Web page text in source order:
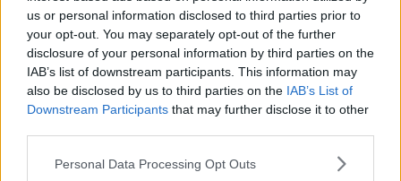
us or personal information disclosed to third parties prior to
your opt-out. You may separately opt-out of the further
disclosure of your personal information by third parties on the
IAB’s list of downstream participants. This information may
also be disclosed by us to third parties on the IAB’s List of
Downstream Participants that may further disclose it to other
Personal Data Processing Opt Outs
Presentata la prima maglia del Galles 26-28
firmata Sudu - Niente più Adidas
18 2 0 1.2K 49m